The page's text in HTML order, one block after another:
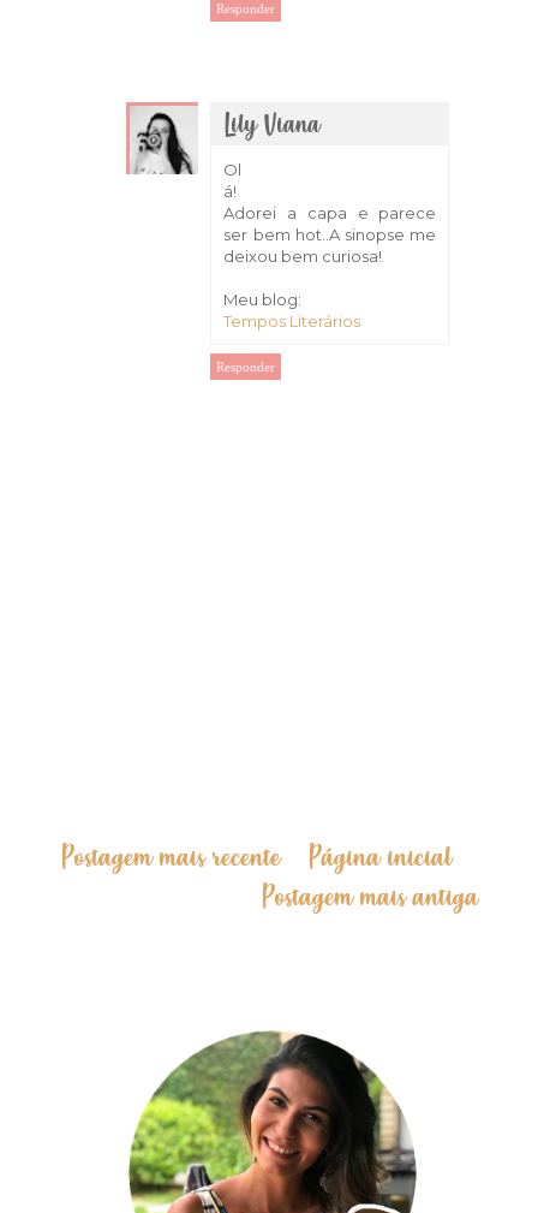
Responder
Lily Viana
Ol
á!
Adorei a capa e parece
ser bem hot..A sinopse me
deixou bem curiosa!
Meu blog:
Tempos Literários
Responder
Postagem mais recente
Postagem mais antiga
Página inicial